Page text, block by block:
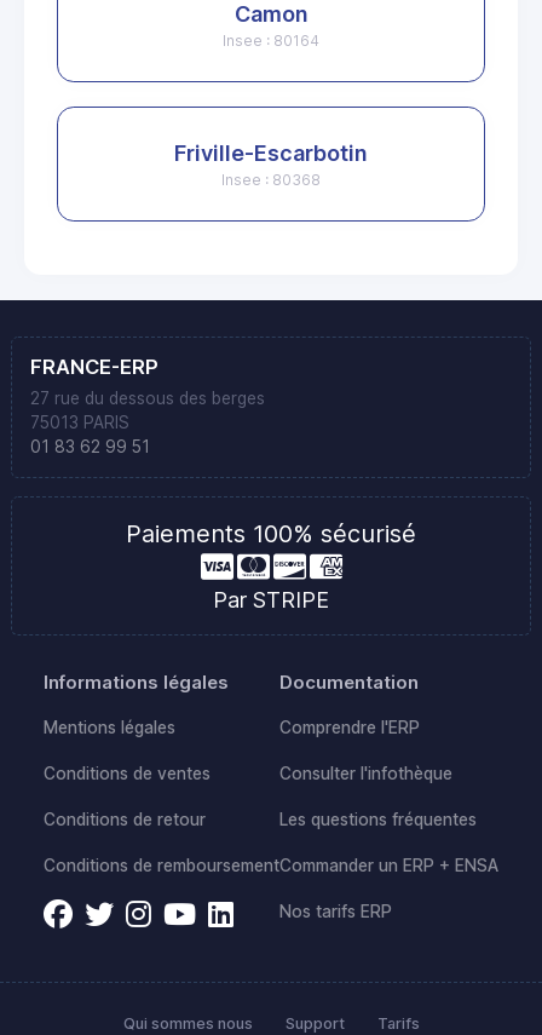
Camon
Insee : 80164
Friville-Escarbotin
Insee : 80368
FRANCE-ERP
27 rue du dessous des berges
75013 PARIS
01 83 62 99 51
Paiements 100% sécurisé
Par STRIPE
Informations légales
Mentions légales
Conditions de ventes
Conditions de retour
Conditions de remboursement
Documentation
Comprendre l'ERP
Consulter l'infothèque
Les questions fréquentes
Commander un ERP + ENSA
Nos tarifs ERP
Qui sommes nous Support Tarifs